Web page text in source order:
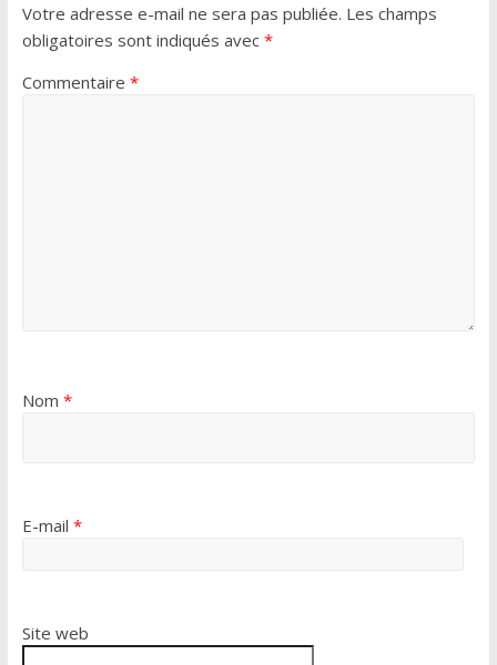
Votre adresse e-mail ne sera pas publiée. Les champs
obligatoires sont indiqués avec *
Commentaire *
Nom *
E-mail *
Site web